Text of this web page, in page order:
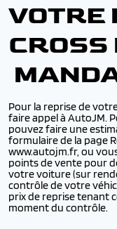
VOTRE
CROSS
Pour la reprise de
faire appel à AutoJM.
pouvez faire une
formulaire de la page
www.autojm.fr, ou
points de vente pour
votre voiture (sur
contrôle de votre
prix de reprise tenant
moment du contrôle.